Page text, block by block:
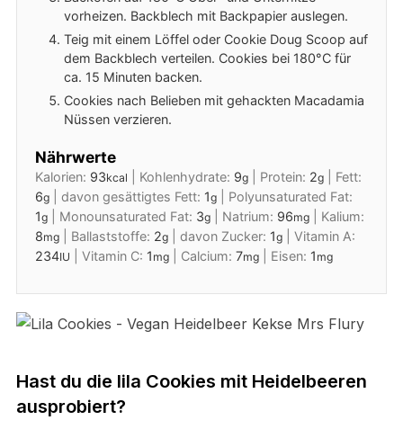
vorheizen. Backblech mit Backpapier auslegen.
Teig mit einem Löffel oder Cookie Doug Scoop auf
dem Backblech verteilen. Cookies bei 180°C für
ca. 15 Minuten backen.
Cookies nach Belieben mit gehackten Macadamia
Nüssen verzieren.
Nährwerte
Kalorien: 93kcal Kohlenhydrate: 9g| Protein: 2g| Fett:
6g| davon gesättigtes Fett: 1g| Polyunsaturated Fat:
1g| Monounsaturated Fat: 3g| Natrium: 96mg| Kalium:
8mg| Ballaststoffe: 2g| davon Zucker: 1g| Vitamin A:
234IU Vitamin C: 1 mg| Calcium: 7mg| Eisen: 1 mg
Hast du die lila Cookies mit Heidelbeeren
ausprobiert?